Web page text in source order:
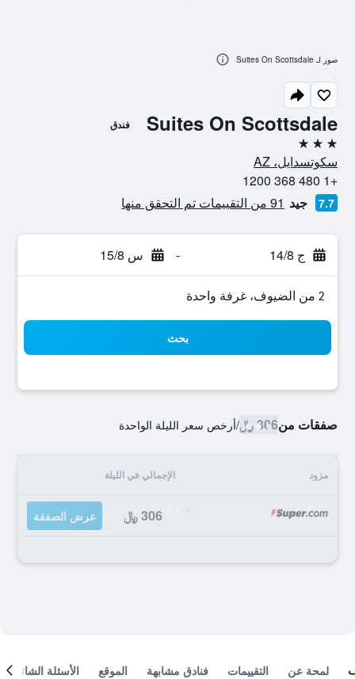
Suites On Scottsdale فندق
3 نجوم
سكوتسدايل، AZ
+1 480 368 1200
7.7 جيد 91 من التقييمات تم التحقق منها
ج 14/8 - س 15/8
2 من الضيوف، غرفة واحدة
بحث
صفقات من306 ﷼ /أرخص سعر الليلة الواحدة
مزود الإجمالي في الليلة
306 ﷼ عرض الصفقة
صور لـ Suites On Scottsdale
لمحة عن التقييمات فنادق مشابهة الموقع الأسئلة الشائعة